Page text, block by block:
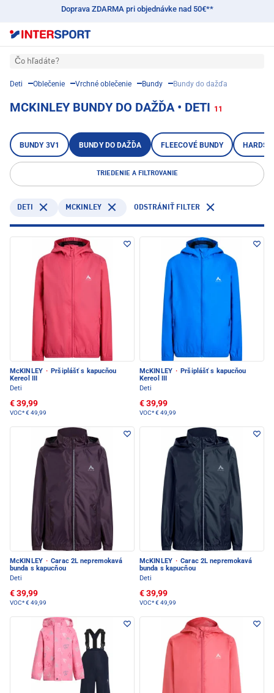
Doprava ZDARMA pri objednávke nad 50€**
Čo hľadáte?
Deti Oblečenie Vrchné oblečenie Bundy Bundy do dažďa
MCKINLEY BUNDY DO DAŽĎA • DETI 11
BUNDY 3V1 BUNDY DO DAŽĎA FLEECOVÉ BUNDY
TRIEDENIE A FILTROVANIE
DETI MCKINLEY ODSTRÁNIŤ FILTER
McKINLEY · Pršiplášť s kapucňou
Kereol III
Deti
€ 39,99
VOC*€ 49,99
McKINLEY · Pršiplášť s kapucňou
Kereol III
Deti
€ 39,99
VOC*€ 49,99
McKINLEY · Carac 2L nepremokavá
bunda s kapucňou
Deti
€ 39,99
VOC*€ 49,99
McKINLEY · Carac 2L nepremokavá
bunda s kapucňou
Deti
€ 39,99
VOC*€ 49,99